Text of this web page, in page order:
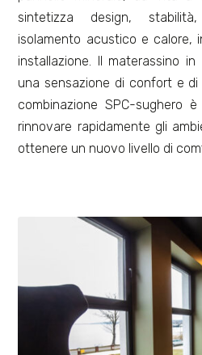
sintetizza design, stabilità,
isolamento acustico e calore,
installazione. Il materassino
una sensazione di confort e
combinazione SPC-sughero
rinnovare rapidamente gli
ottenere un nuovo livello di